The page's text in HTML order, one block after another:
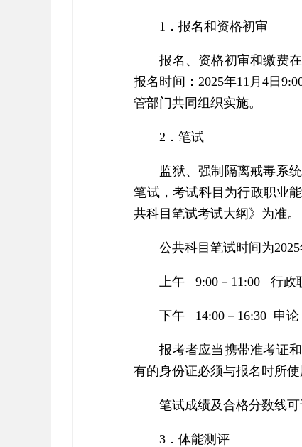
1．报名和资格初审
报名、资格初审和缴费
报名时间：2025年11月4日
管部门共同组织实施。
2．笔试
监狱、强制隔离戒毒系
笔试，考试科目为行政职业
共科目笔试考试大纲》为准。
公共科目笔试时间为
上午 9:00－11:00 行政
下午 14:00－16:30 申论
报考者应当携带准考证
有的身份证必须与报名时所
笔试成绩及合格分数线可
3．体能测评